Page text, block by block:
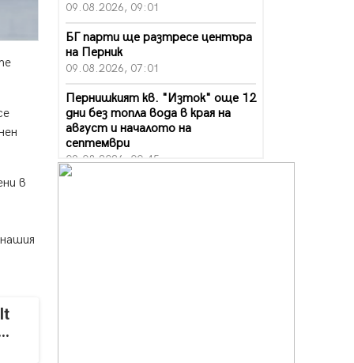
в
09.08.2026, 09:01
БГ парти ще разтресе центъра
на Перник
09.08.2026, 07:01
Пернишкият кв. "Изток" още 12
дни без топла вода в края на
август и началото на
септември
09.08.2026, 00:45